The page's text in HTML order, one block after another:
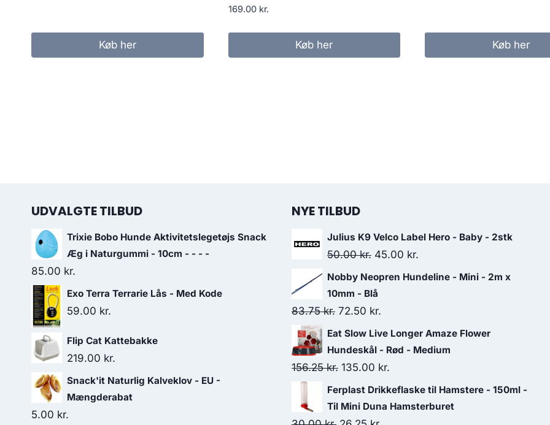
Køb her
169.00 kr.
Køb her Køb her
UDVALGTE TILBUD
Trixie Bobo Hunde Aktivitetslegetøjs Snack
Æg i Naturgummi - 10cm - - - -
85.00 kr.
Exo Terra Terrarie Lås - Med Kode
59.00 kr.
Flip Cat Kattebakke
219.00 kr.
Snack'it Naturlig Kalveklov - EU -
Mængderabat
5.00 kr.
NYE TILBUD
Julius K9 Velco Label Hero - Baby - 2stk
50.00kr. Den
oprindelige
pris
var:
50.00 kr..
45.00 kr.
aktuelle
45.00 kr..
Nobby Neopren Hundeline - Mini - 2m x
10mm - Blå
83.75kr. Den
oprindelige
pris
var:
83.75 kr..
72.50 kr.
aktuelle
pris
er:
72.50 kr..
Eat Slow Live Longer Amaze Flower
Hundeskål - Rød - Medium
156.25kr. Den
oprindelige
pris
var:
135.00 kr.
aktuelle
pris
Ferplast Drikkeflaske til Hamstere - 150ml -
Til Mini Duna Hamsterburet